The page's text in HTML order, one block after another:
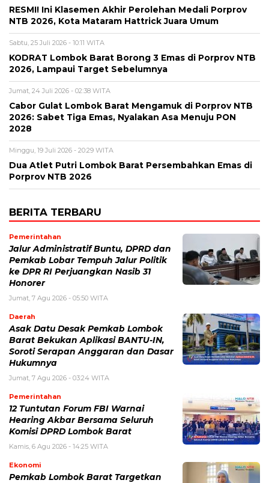
RESMI! Ini Klasemen Akhir Perolehan Medali Porprov
NTB 2026, Kota Mataram Hattrick Juara Umum
Sabtu, 25 Juli 2026 - 10:11 WITA
KODRAT Lombok Barat Borong 3 Emas di Porprov NTB
2026, Lampaui Target Sebelumnya
Jumat, 24 Juli 2026 - 02:38 WITA
Cabor Gulat Lombok Barat Mengamuk di Porprov NTB
2026: Sabet Tiga Emas, Nyalakan Asa Menuju PON
2028
Minggu, 19 Juli 2026 - 20:29 WITA
Dua Atlet Putri Lombok Barat Persembahkan Emas di
Porprov NTB 2026
BERITA TERBARU
Pemerintahan
Jalur Administratif Buntu, DPRD dan
Pemkab Lobar Tempuh Jalur Politik
ke DPR RI Perjuangkan Nasib 31
Honorer
Jumat, 7 Agu 2026 - 05:50 WITA
Daerah
Asak Datu Desak Pemkab Lombok
Barat Bekukan Aplikasi BANTU-IN,
Soroti Serapan Anggaran dan Dasar
Hukumnya
Jumat, 7 Agu 2026 - 03:24 WITA
Pemerintahan
12 Tuntutan Forum FBI Warnai
Hearing Akbar Bersama Seluruh
Komisi DPRD Lombok Barat
Kamis, 6 Agu 2026 - 14:25 WITA
Ekonomi
Pemkab Lombok Barat Targetkan